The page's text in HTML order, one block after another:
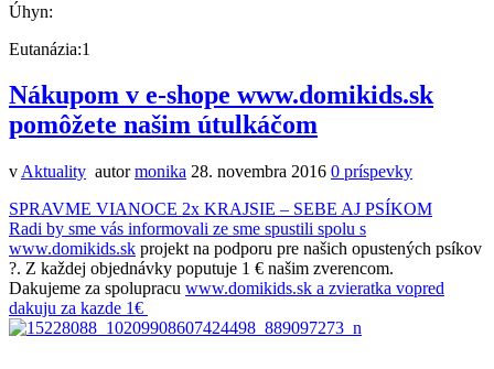
Úhyn:
Eutanázia:1
Nákupom v e-shope www.domikids.sk
pomôžete našim útulkáčom
v Aktuality autormonika 28. novembra 2016 0 príspevky
SPRAVME VIANOCE 2x KRAJSIE – SEBE AJ PSÍKOM
Radi by sme vás informovali ze sme spustili spolu s
www.domikids.sk projekt na podporu pre našich opustených psíkov
?. Z každej objednávky poputuje 1 € našim zverencom.
Dakujeme za spolupracu www.domikids.sk a zvieratka vopred
dakuju za kazde 1€